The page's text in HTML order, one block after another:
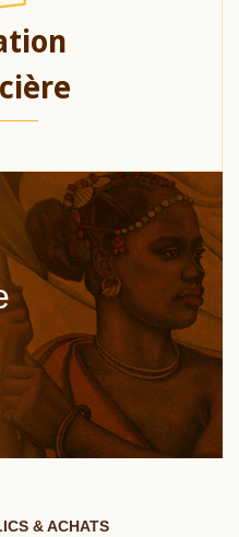
& ACHATS